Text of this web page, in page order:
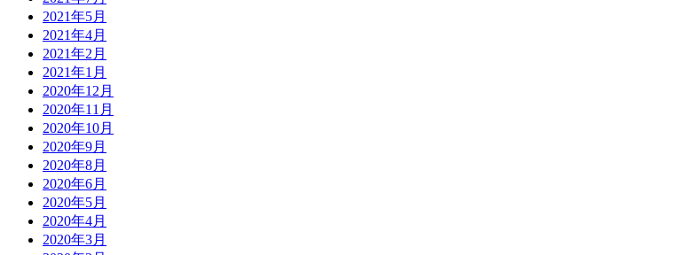
2021年5月
2021年4月
2021年2月
2021年1月
2020年12月
2020年11月
2020年10月
2020年9月
2020年8月
2020年6月
2020年5月
2020年4月
2020年3月